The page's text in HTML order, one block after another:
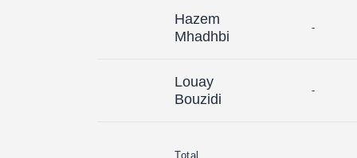
Hazem
Mhadhbi
-
Louay
Bouzidi
-
Total